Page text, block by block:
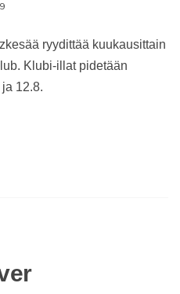
ryydittää kuukausittain
Klubi-illat pidetään
12.8.